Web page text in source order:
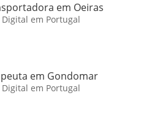
em Oeiras
em Portugal
em Gondomar
em Portugal